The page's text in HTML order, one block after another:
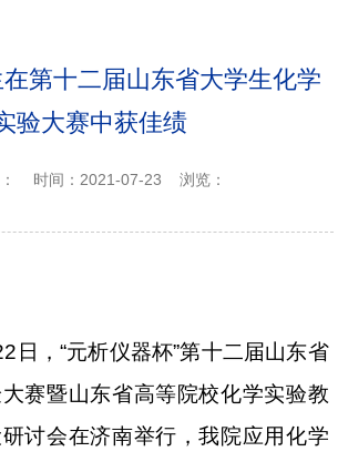
第十二届山东省大学生化学
验大赛中获佳绩
时间：2021-07-23 浏览：
日，“元析仪器杯”第十二届山东省
赛暨山东省高等院校化学实验教
讨会在济南举行，我院应用化学